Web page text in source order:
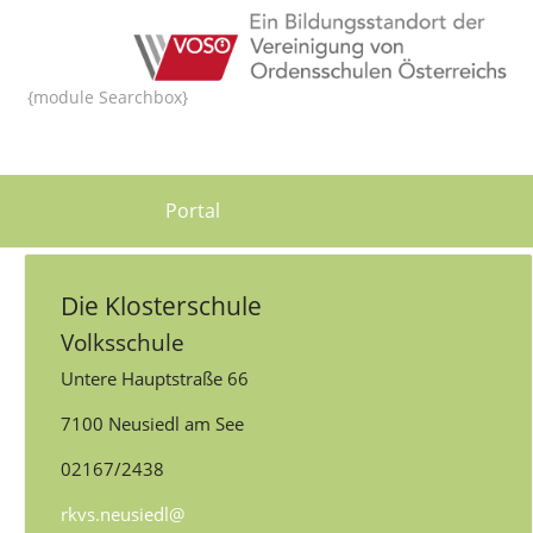
{module Searchbox}
Portal
Die Klosterschule
Volksschule
Untere Hauptstraße 66
7100 Neusiedl am See
02167/2438
rkvs.neusiedl@